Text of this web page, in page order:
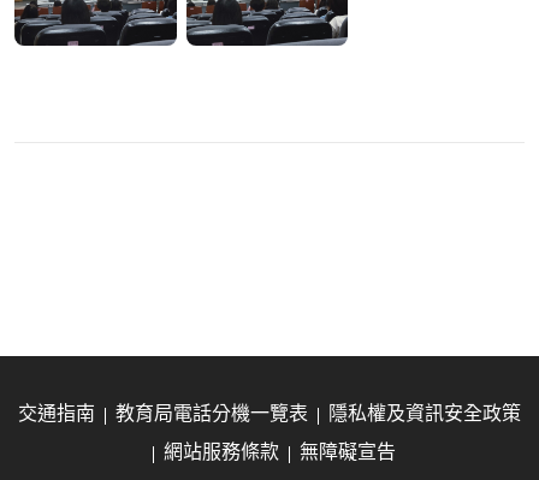
交通指南 教育局電話分機一覽表
隱私權及資訊安全政策
網站服務條款
無障礙宣告